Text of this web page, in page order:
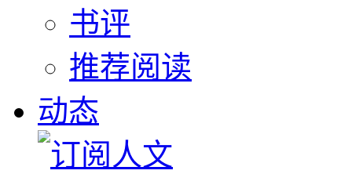
书评
推荐阅读
动态